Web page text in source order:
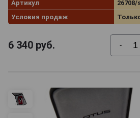
Артикул
26708/
Условия продаж
6 340 руб. -